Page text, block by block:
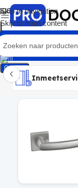
Skip to navigation
Skip to main content
Contact
Inmeetservice
Montageservice
Advies op maat
Showroom
Inmeetservice